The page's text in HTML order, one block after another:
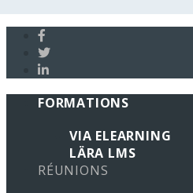
FORMATIONS
VIA ELEARNING
LÄRA LMS
RÉUNIONS